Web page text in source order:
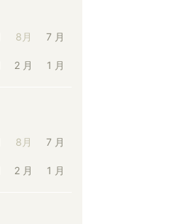
8月 7 月
2 月 1 月
8月 7 月
2 月 1 月